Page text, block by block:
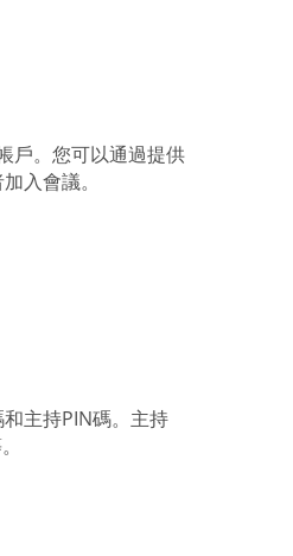
戶。您可以通過提供
入會議。
主持PIN碼。主持